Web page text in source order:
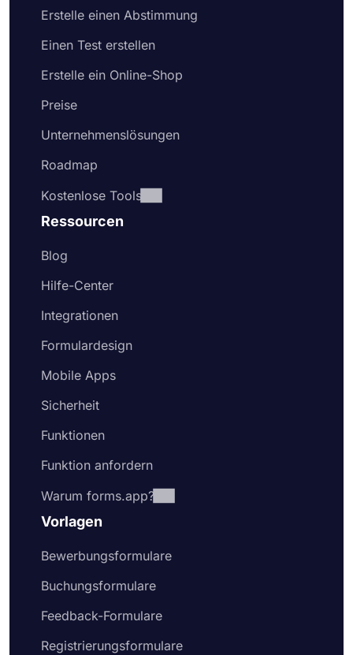
Erstelle einen Abstimmung
Einen Test erstellen
Erstelle ein Online-Shop
Preise
Unternehmenslösungen
Roadmap
Kostenlose Tools
Ressourcen
Blog
Hilfe-Center
Integrationen
Formulardesign
Mobile Apps
Sicherheit
Funktionen
Funktion anfordern
Warum forms.app?
Vorlagen
Bewerbungsformulare
Buchungsformulare
Feedback-Formulare
Registrierungsformulare